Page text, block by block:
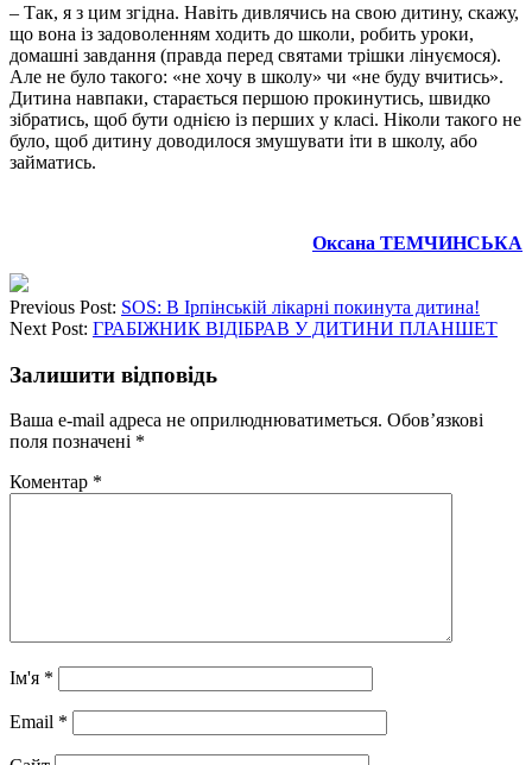
– Так, я з цим згідна. Навіть дивлячись на свою дитину, скажу,
що вона із задоволенням ходить до школи, робить уроки,
домашні завдання (правда перед святами трішки лінуємося).
Але не було такого: «не хочу в школу» чи «не буду вчитись».
Дитина навпаки, старається першою прокинутись, швидко
зібратись, щоб бути однією із перших у класі. Ніколи такого не
було, щоб дитину доводилося змушувати іти в школу, або
займатись.
Оксана ТЕМЧИНСЬКА
Previous Post: SOS: В Ірпінській лікарні покинута дитина!
Next Post: ГРАБІЖНИК ВІДІБРАВ У ДИТИНИ ПЛАНШЕТ
Залишити відповідь
Ваша e-mail адреса не оприлюднюватиметься. Обов’язкові
поля позначені *
Коментар *
Ім'я *
Email *